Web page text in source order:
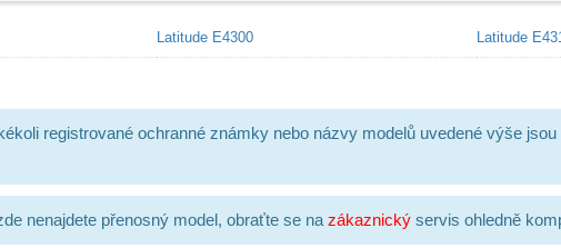
Latitude E4300 Latitude
registrované ochranné známky nebo názvy modelů uvedené výše
nenajdete přenosný model, obraťte se na zákaznický servis ohledně